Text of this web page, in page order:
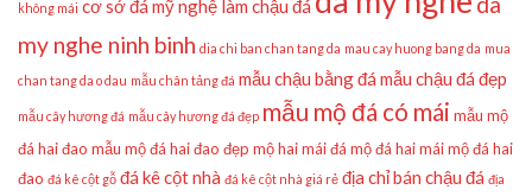
không mái cơ sở đá mỹ nghệ làm chậu đá
my nghe ninh binh dia chi ban chan tang da mau cay huong bang da mua
chan tang da o dau mẫu chân tảng đá mẫu chậu bằng đá mẫu chậu đá đẹp
mẫu cây hương đá mẫu cây hương đá đẹp mẫu mộ đá có mái mẫu mộ
đá hai đao mẫu mộ đá hai đao đẹp mộ hai mái đá mộ đá hai máimộ đá hai
đao đá kê cột gỗ đá kê cột nhà đá kê cột nhà giá rẻ địa chỉ bán chậu đá địa